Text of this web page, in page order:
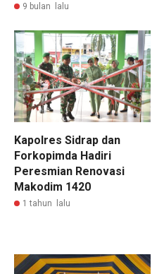
9 bulan lalu
Kapolres Sidrap dan
Forkopimda Hadiri
Peresmian Renovasi
Makodim 1420
1 tahun lalu